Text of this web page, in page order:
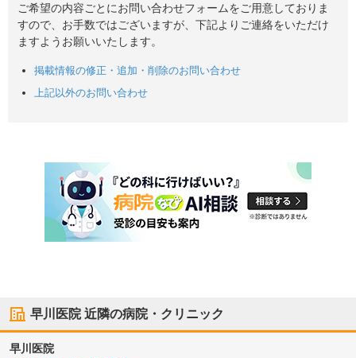
ご希望の内容ごとにお問い合わせフォームをご用意しておりま
すので、お手数ではございますが、下記よりご連絡をいただけ
ますようお願いいたします。
掲載情報の修正・追加・削除のお問い合わせ
上記以外のお問い合わせ
早川医院近隣の病院・クリニック
早川医院